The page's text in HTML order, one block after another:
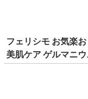
フェリシモ お気楽
美肌ケア ゲルマニ